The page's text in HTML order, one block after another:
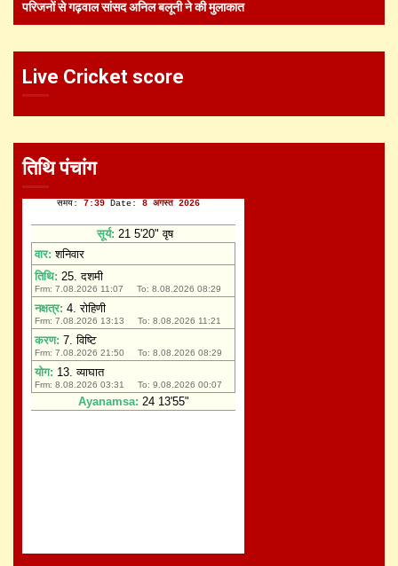
परिजनों से गढ़वाल सांसद अनिल बलूनी ने की मुलाकात
Live Cricket score
तिथि पंचांग